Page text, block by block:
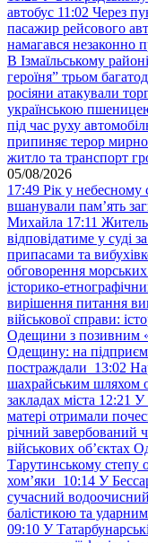
автобус 11:02 Через
пасажир рейсового
намагався незаконно
В Ізмаїльському
героїня” трьом
росіяни атакували
українською
під час руху
припиняє терор
житло та транспорт
05/08/2026
17:49 Рік у небесному
вшанували пам’ять
Михайла 17:11 Житель
відповідатиме у суді
припасами та
обговорення
історико-
вирішення питання
військової справи:
Одещини з позивним
Одещину: на
постраждали 13:02
шахрайським шляхом
закладах міста 12:21 У
матері отримали
річний завербований
військових обʼєктах
Тарутинському степу
хом’яки 10:14 У
сучасний
балістикою та
09:10 У